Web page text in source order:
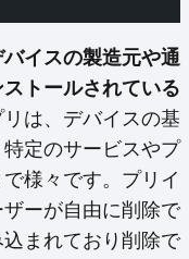
バイスの製造元や通
トールされている
は、デバイスの基
定のサービスやプ
様々です。プリイ
ーが自由に削除で
まれており削除で